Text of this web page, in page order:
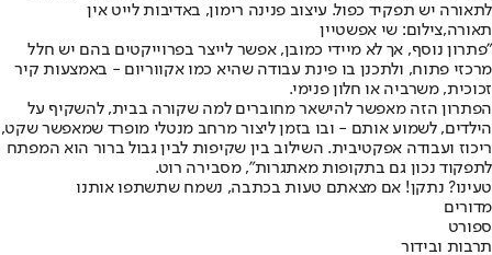
לתאורה יש תפקיד כפול. עיצוב פנינה רימון, באדיבות לייט אין
תאורה,צילום: שי אפשטיין
"פתרון נוסף, אך לא מיידי כמובן, אפשר לייצר בפרוייקטים בהם יש חלל
מרכזי פתוח, ולתכנן בו פינת עבודה שהיא כמו אקווריום - באמצעות קיר
זכוכית, משרביה או חלון פנימי.
הפתרון הזה מאפשר להישאר מחוברים למה שקורה בבית, להשקיף על
הילדים, לשמוע אותם - ובו בזמן ליצור מרחב מנטלי מופרד שמאפשר שקט,
ריכוז ועבודה אפקטיבית. השילוב בין שקיפות לבין גבול ברור הוא המפתח
לתפקוד נכון גם בתקופות מאתגרות", מסבירה רוט.
טעינו? נתקן! אם מצאתם טעות בכתבה, נשמח שתשתפו אותנו
מדורים
ספורט
תרבות ובידור